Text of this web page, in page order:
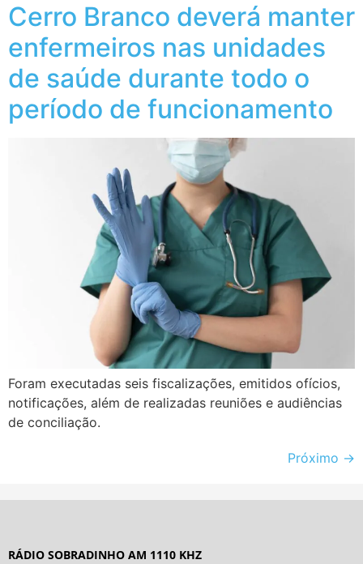
Cerro Branco deverá manter
enfermeiros nas unidades
de saúde durante todo o
período de funcionamento
Foram executadas seis fiscalizações, emitidos ofícios,
notificações, além de realizadas reuniões e audiências
de conciliação.
Próximo →
RÁDIO SOBRADINHO AM 1110 KHZ